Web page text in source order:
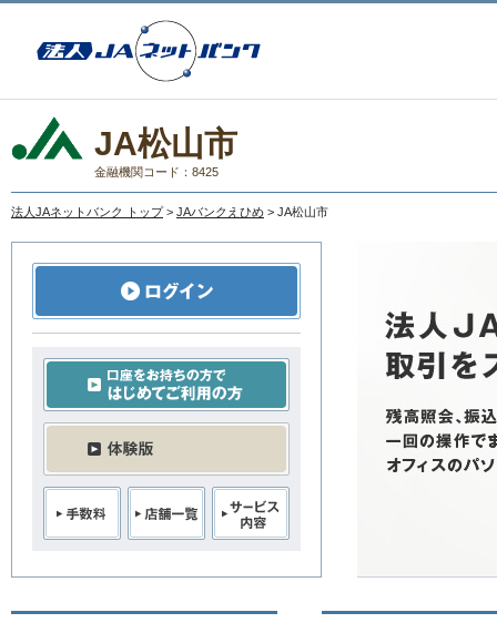
JA松山市
金融機関コード：8425
法人JAネットバンク トップ > JAバンクえひめ > JA松山市